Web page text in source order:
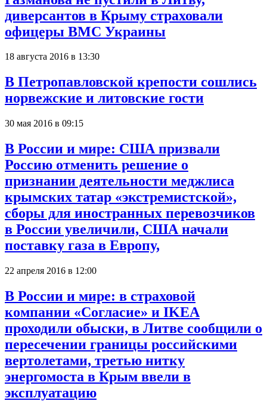
диверсантов в Крыму страховали
офицеры ВМС Украины
18 августа 2016 в 13:30
В Петропавловской крепости сошлись
норвежские и литовские гости
30 мая 2016 в 09:15
В России и мире: США призвали
Россию отменить решение о
признании деятельности меджлиса
крымских татар «экстремистской»,
сборы для иностранных перевозчиков
в России увеличили, США начали
поставку газа в Европу,
22 апреля 2016 в 12:00
В России и мире: в страховой
компании «Согласие» и IKEA
проходили обыски, в Литве сообщили о
пересечении границы российскими
вертолетами, третью нитку
энергомоста в Крым ввели в
эксплуатацию